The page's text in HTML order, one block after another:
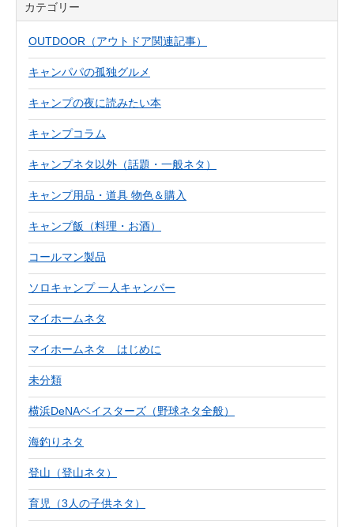
カテゴリー
OUTDOOR（アウトドア関連記事）
キャンパパの孤独グルメ
キャンプの夜に読みたい本
キャンプコラム
キャンプネタ以外（話題・一般ネタ）
キャンプ用品・道具 物色＆購入
キャンプ飯（料理・お酒）
コールマン製品
ソロキャンプ 一人キャンパー
マイホームネタ
マイホームネタ はじめに
未分類
横浜DeNAベイスターズ（野球ネタ全般）
海釣りネタ
登山（登山ネタ）
育児（3人の子供ネタ）